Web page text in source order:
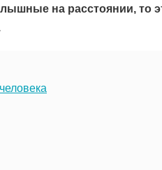
на расстоянии, то